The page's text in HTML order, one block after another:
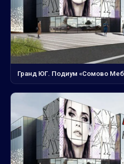
Гранд ЮГ. Подиум «Сомово